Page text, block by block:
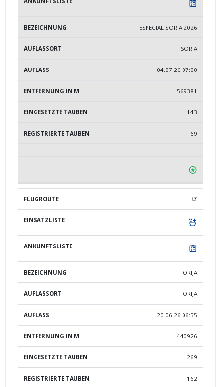
ESPECIAL SORIA 2026
SORIA
04.07.26 07:00
569381
143
69
TORIJA
TORIJA
20.06.26 06:55
440926
269
162